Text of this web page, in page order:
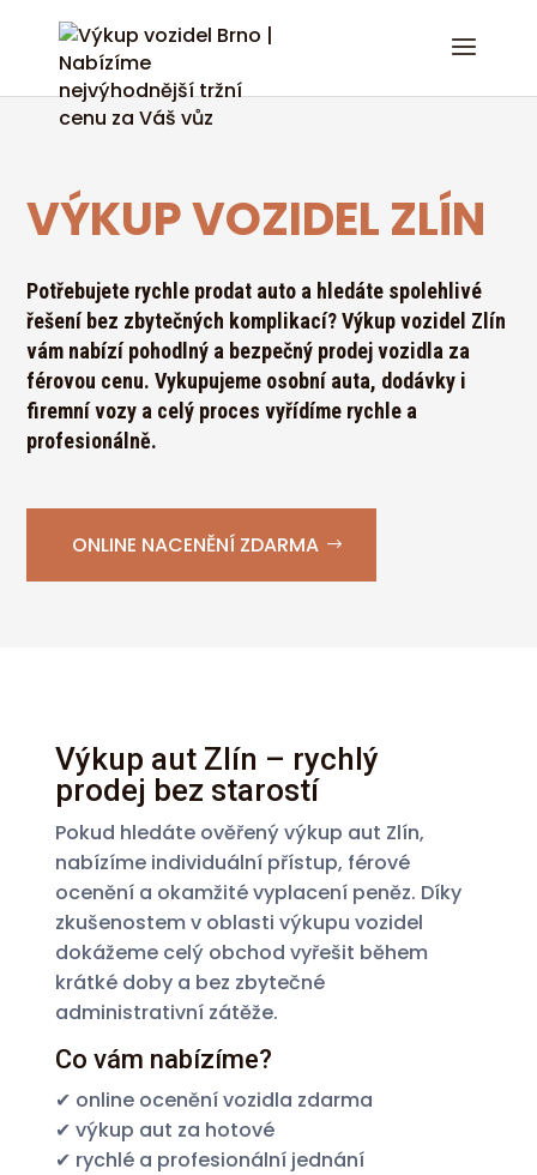
VÝKUP VOZIDEL ZLÍN
Potřebujete rychle prodat auto a hledáte spolehlivé
řešení bez zbytečných komplikací? Výkup vozidel Zlín
vám nabízí pohodlný a bezpečný prodej vozidla za
férovou cenu. Vykupujeme osobní auta, dodávky i
firemní vozy a celý proces vyřídíme rychle a
profesionálně.
ONLINE NACENĚNÍ ZDARMA
Výkup aut Zlín – rychlý
prodej bez starostí
Pokud hledáte ověřený výkup aut Zlín,
nabízíme individuální přístup, férové
ocenění a okamžité vyplacení peněz. Díky
zkušenostem v oblasti výkupu vozidel
dokážeme celý obchod vyřešit během
krátké doby a bez zbytečné
administrativní zátěže.
Co vám nabízíme?
✔ online ocenění vozidla zdarma
✔ výkup aut za hotové
✔ rychlé a profesionální jednání